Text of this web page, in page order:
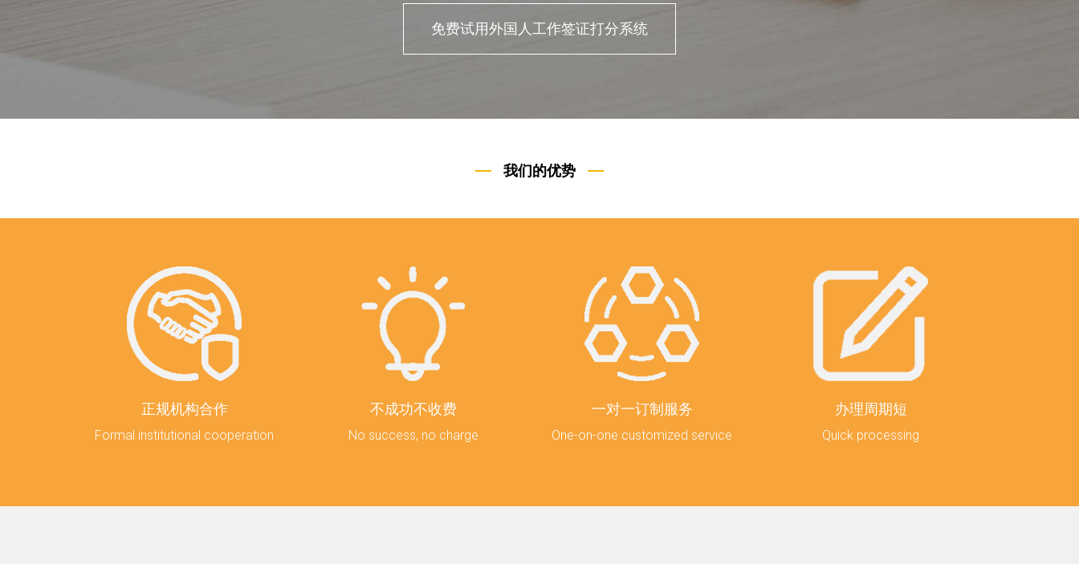
免费试用外国人工作签证打分系统
我们的优势
正规机构合作
Formal institutional cooperation
不成功不收费
No success, no charge
一对一订制服务
One-on-one customized service
办理周期短
Quick processing